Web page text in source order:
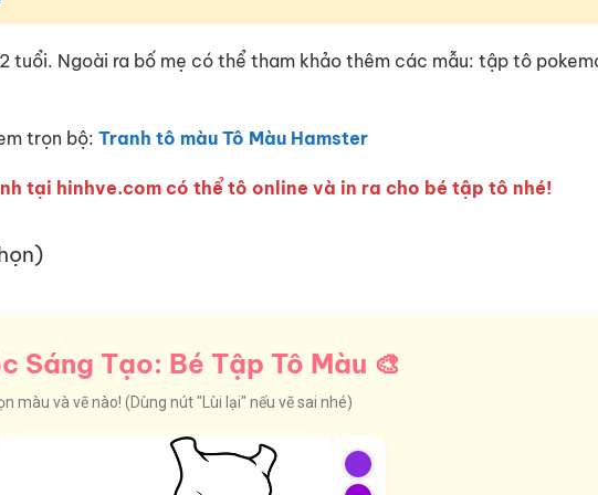
tuổi. Ngoài ra bố mẹ có thể tham khảo thêm các mẫu: tập tô
trọn bộ: Tranh tô màu Tô Màu Hamster
tại hinhve.com có thể tô online và in ra cho bé tập tô nhé!
Sáng Tạo: Bé Tập Tô Màu 🎨
màu và vẽ nào! (Dùng nút "Lùi lại" nếu vẽ sai nhé)